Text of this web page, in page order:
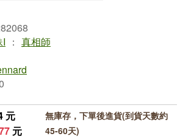
I ： 真相師
元
元
無庫存，下單後進貨(到貨天數約
45-60天)